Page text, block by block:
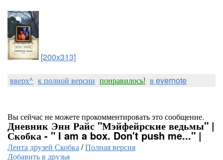
[200x313]
вверх^ к полной версии понравилось! в evernote
Вы сейчас не можете прокомментировать это сообщение.
Дневник Энн Райс "Мэйфейрские ведьмы" |
Скобка - " I am a box. Don't push me..." |
Лента друзей Скобка/Полная версия
Добавить в друзья